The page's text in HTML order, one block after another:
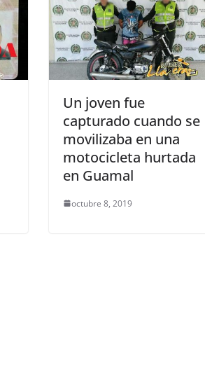
Un joven fue
capturado cuando se
movilizaba en una
motocicleta hurtada
en Guamal
octubre 8, 2019